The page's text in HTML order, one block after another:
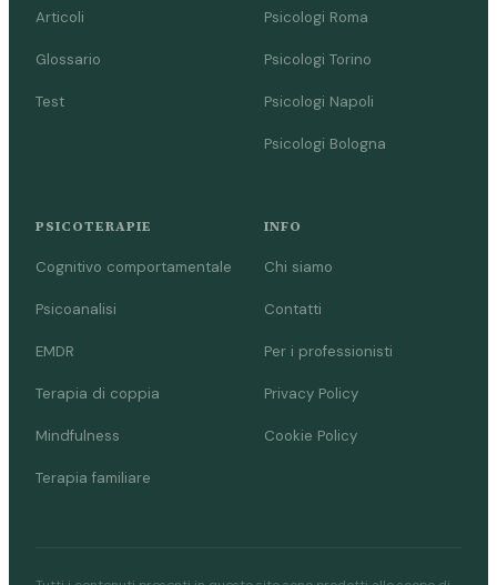
Articoli
Glossario
Test
Psicologi Roma
Psicologi Torino
Psicologi Napoli
Psicologi Bologna
PSICOTERAPIE
Cognitivo comportamentale
Psicoanalisi
EMDR
Terapia di coppia
Mindfulness
Terapia familiare
INFO
Chi siamo
Contatti
Per i professionisti
Privacy Policy
Cookie Policy